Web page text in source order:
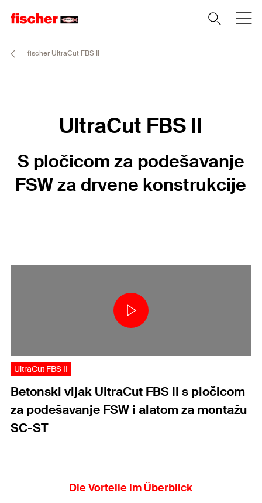
fischer UltraCut FBS II
UltraCut FBS II
S pločicom za podešavanje
FSW za drvene konstrukcije
UltraCut FBS II
Betonski vijak UltraCut FBS II s pločicom
za podešavanje FSW i alatom za montažu
SC-ST
Die Vorteile im Überblick